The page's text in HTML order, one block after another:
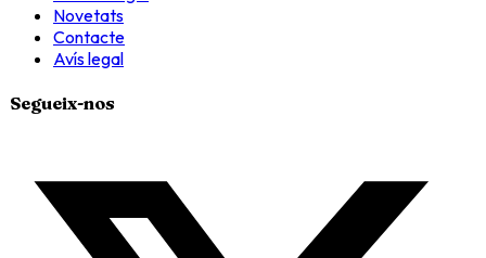
Novetats
Contacte
Avís legal
Segueix-nos